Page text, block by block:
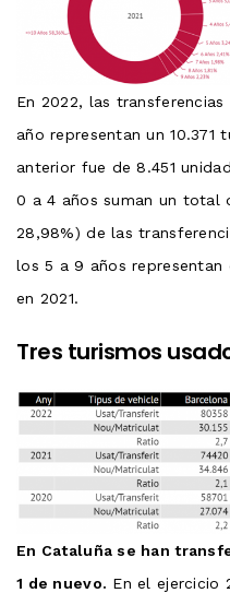
En 2022, las
año representan un 10.371
anterior fue de 8.451
0 a 4 años suman un total
28,98%) de las
los 5 a 9 años representan
en 2021.
Tres turismos
En Cataluña se han
1 de nuevo. En el ejercicio